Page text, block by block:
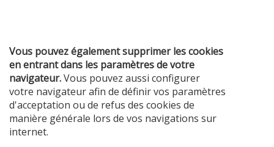
Vous pouvez également supprimer les cookies
en entrant dans les paramètres de votre
navigateur.Vous pouvez aussi configurer
votre navigateur afin de définir vos paramètres
d'acceptation ou de refus des cookies de
manière générale lors de vos navigations sur
internet.